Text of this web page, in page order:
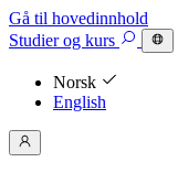
Gå til hovedinnhold
Studierog kurs
Norsk
English